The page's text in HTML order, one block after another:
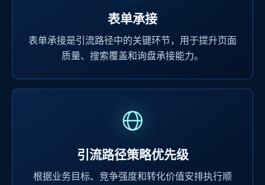
表单承接
表单承接是引流路径中的关键环节，用于提升页面
质量、搜索覆盖和询盘承接能力。
引流路径策略优先级
根据业务目标、竞争强度和转化价值安排执行顺